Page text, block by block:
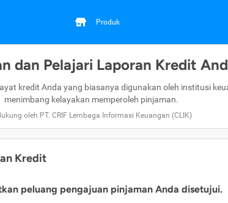
Produk
dan Pelajari Laporan Kredit
kredit Anda yang biasanya digunakan oleh institusi
menimbang kelayakan memperoleh pinjaman.
oleh PT. CRIF Lembaga Informasi Keuangan (CLIK)
Kredit
peluang pengajuan pinjaman Anda disetujui.